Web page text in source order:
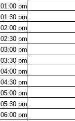
01:00 pm
01:30 pm
02:00 pm
02:30 pm
03:00 pm
03:30 pm
04:00 pm
04:30 pm
05:00 pm
05:30 pm
06:00 pm